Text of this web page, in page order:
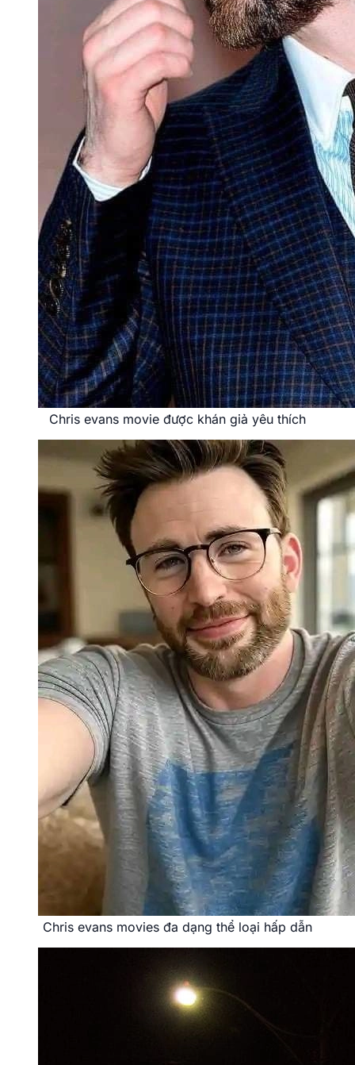
Chris evans movie được khán giả yêu thích
Chris evans movies đa dạng thể loại hấp dẫn